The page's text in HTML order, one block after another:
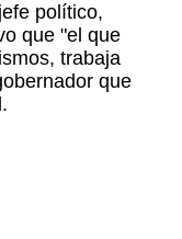
político,
que "el que
trabaja
que